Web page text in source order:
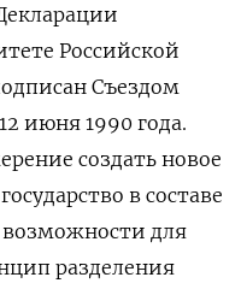
Российской
Съездом
июня 1990 года.
создать новое
в составе
возможности для
разделения